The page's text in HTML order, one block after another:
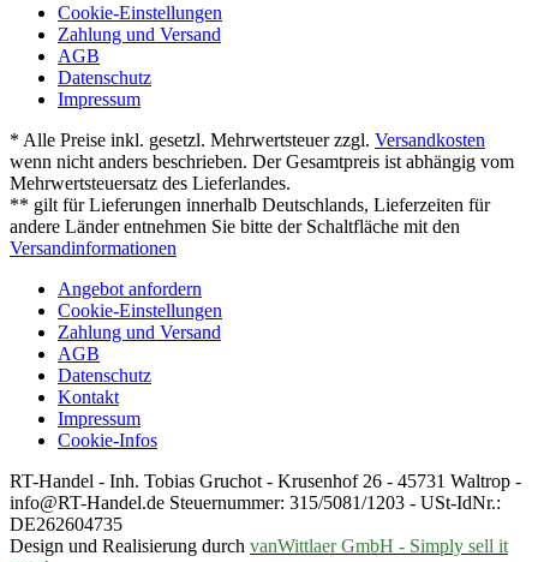
Cookie-Einstellungen
Zahlung und Versand
AGB
Datenschutz
Impressum
* Alle Preise inkl. gesetzl. Mehrwertsteuer zzgl. Versandkosten
wenn nicht anders beschrieben. Der Gesamtpreis ist abhängig vom
Mehrwertsteuersatz des Lieferlandes.
** gilt für Lieferungen innerhalb Deutschlands, Lieferzeiten für
andere Länder entnehmen Sie bitte der Schaltfläche mit den
Versandinformationen
Angebot anfordern
Cookie-Einstellungen
Zahlung und Versand
AGB
Datenschutz
Kontakt
Impressum
Cookie-Infos
RT-Handel - Inh. Tobias Gruchot - Krusenhof 26 - 45731 Waltrop -
info@RT-Handel.de Steuernummer: 315/5081/1203 - USt-IdNr.:
DE262604735
Design und Realisierung durch vanWittlaer GmbH - Simply sell it